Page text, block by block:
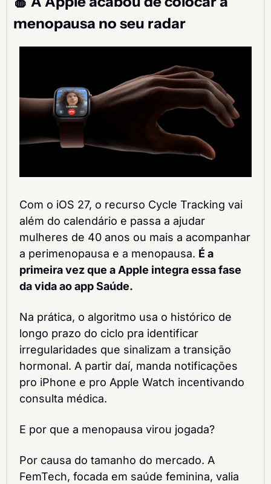
menopausa no seu radar
Com o iOS 27, o recurso Cycle Tracking vai
além do calendário e passa a ajudar
mulheres de 40 anos ou mais a acompanhar
a perimenopausa e a menopausa. É a
primeira vez que a Apple integra essa fase
da vida ao app Saúde.
Na prática, o algoritmo usa o histórico de
longo prazo do ciclo pra identificar
irregularidades que sinalizam a transição
hormonal. A partir daí, manda notificações
pro iPhone e pro Apple Watch incentivando
consulta médica.
E por que a menopausa virou jogada?
Por causa do tamanho do mercado. A
FemTech, focada em saúde feminina, valia